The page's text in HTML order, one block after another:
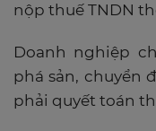
nộp thuế TNDN
Doanh nghiệp
phá sản, chuyển
phải quyết toán